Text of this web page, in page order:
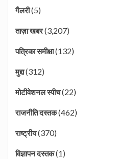
गैलरी(5)
ताज़ा खबर(3,207)
पत्रिका समीक्षा(132)
मुद्दा(312)
मोटीवेशनल स्पीच(22)
राजनीति दस्तक(462)
राष्ट्रीय(370)
विज्ञापन दस्तक(1)